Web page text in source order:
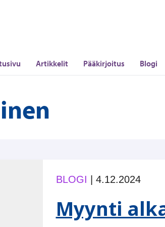
Artikkelit Pääkirjoitus Blogi
BLOGI 4.12.2024
Myynti